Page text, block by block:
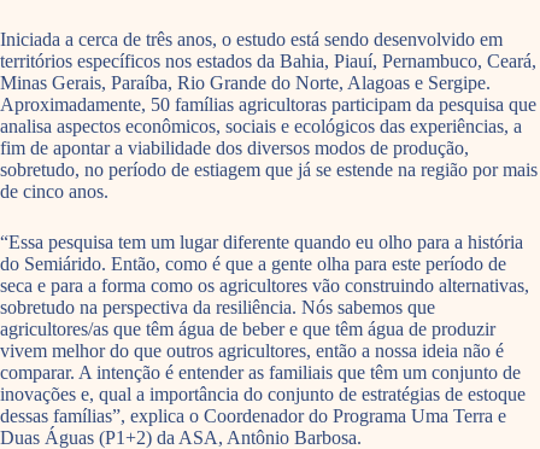
Iniciada a cerca de três anos, o estudo está sendo desenvolvido em
territórios específicos nos estados da Bahia, Piauí, Pernambuco, Ceará,
Minas Gerais, Paraíba, Rio Grande do Norte, Alagoas e Sergipe.
Aproximadamente, 50 famílias agricultoras participam da pesquisa que
analisa aspectos econômicos, sociais e ecológicos das experiências, a
fim de apontar a viabilidade dos diversos modos de produção,
sobretudo, no período de estiagem que já se estende na região por mais
de cinco anos.
“Essa pesquisa tem um lugar diferente quando eu olho para a história
do Semiárido. Então, como é que a gente olha para este período de
seca e para a forma como os agricultores vão construindo alternativas,
sobretudo na perspectiva da resiliência. Nós sabemos que
agricultores/as que têm água de beber e que têm água de produzir
vivem melhor do que outros agricultores, então a nossa ideia não é
comparar. A intenção é entender as familiais que têm um conjunto de
inovações e, qual a importância do conjunto de estratégias de estoque
dessas famílias”, explica o Coordenador do Programa Uma Terra e
Duas Águas (P1+2) da ASA, Antônio Barbosa.